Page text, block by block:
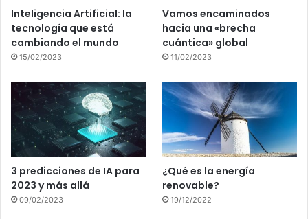
Inteligencia Artificial: la
tecnología que está
cambiando el mundo
15/02/2023
Vamos encaminados
hacia una «brecha
cuántica» global
11/02/2023
3 predicciones de IA para
2023 y más allá
09/02/2023
¿Qué es la energía
renovable?
19/12/2022